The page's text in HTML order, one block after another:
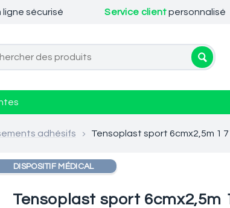
ligne sécurisé Service clientpersonnalisé
adhésifs > Tensoplast sport 6cmx2,5m 1
DISPOSITIF MÉDICAL
Tensoplast sport 6cmx2,5m